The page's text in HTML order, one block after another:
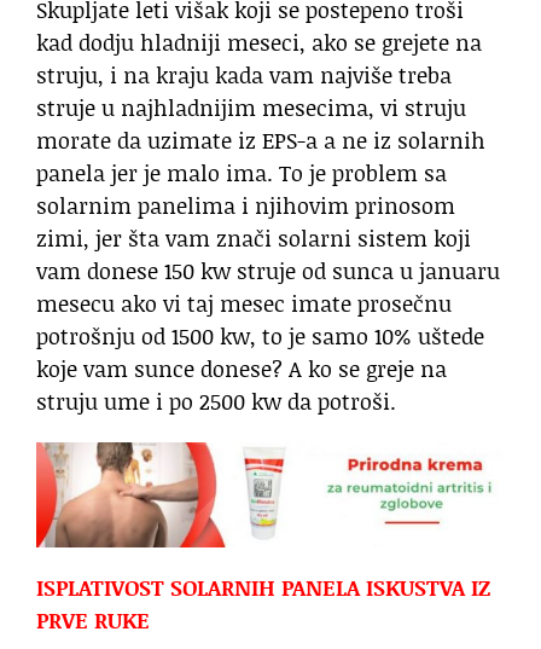
Skupljate leti višak koji se postepeno troši
kad dodju hladniji meseci, ako se grejete na
struju, i na kraju kada vam najviše treba
struje u najhladnijim mesecima, vi struju
morate da uzimate iz EPS-a a ne iz solarnih
panela jer je malo ima. To je problem sa
solarnim panelima i njihovim prinosom
zimi, jer šta vam znači solarni sistem koji
vam donese 150 kw struje od sunca u januaru
mesecu ako vi taj mesec imate prosečnu
potrošnju od 1500 kw, to je samo 10% uštede
koje vam sunce donese? A ko se greje na
struju ume i po 2500 kw da potroši.
ISPLATIVOST SOLARNIH PANELA ISKUSTVA IZ
PRVE RUKE